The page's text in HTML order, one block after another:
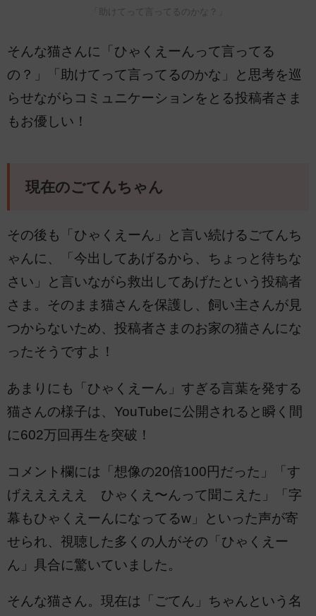
「助けてって言ってるのかな？」
そんな猫さんに「ひゃくえーんって言ってる
の？」「助けてって言ってるのかな」と思考を巡
らせながらコミュニケーションをとる投稿者さま
もお優しい！
現在のごてんちゃん
その後も「ひゃくえーん」と言い続けるごてんち
ゃんに、「今出してあげるから、ちょっと待ちな
さい」と言いながら救出してあげたという投稿者
さま。そのまま猫さんを保護し、飼い主さんが見
つからないため、投稿者さまのお家の猫さんにな
ったそうですよ！
あまりにも「ひゃくえーん」すぎる言葉を発する
猫さんの様子は、YouTubeに公開されると瞬く間
に602万回再生を突破！
コメント欄には「想像の20倍100円だった」「す
げえええええ ひゃくえ〜んって聞こえた」「字
幕もひゃくえーんになってるw」といった声が寄
せられ、視聴した多くの人がその「ひゃくえー
ん」具合に驚いていました。
そんな猫さん。現在は「ごてん」ちゃんという名